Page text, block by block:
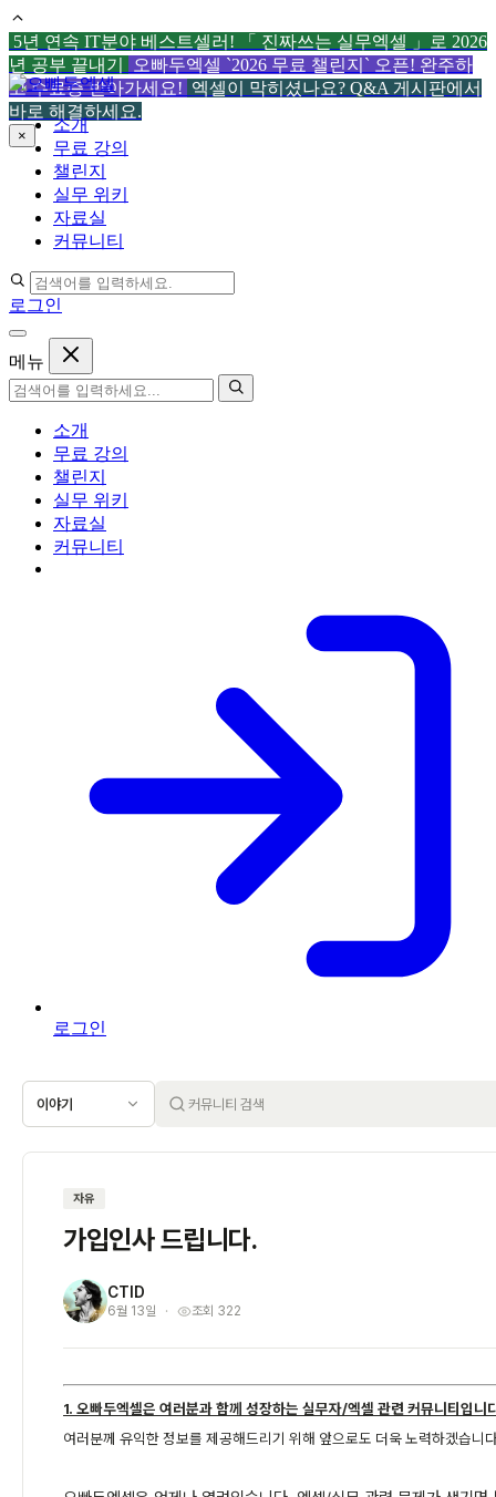
5년 연속 IT분야 베스트셀러! 「 진짜쓰는 실무엑셀 」로 2026
년 공부 끝내기
오빠두엑셀 `2026 무료 챌린지` 오픈! 완주하
고 수료증 받아가세요! 엑셀이 막히셨나요? Q&A 게시판에서
바로 해결하세요.
×
컨
텐
츠
로
소개
무료 강의
챌린지
실무 위키
자료실
커뮤니티
로그인
메뉴
소개
무료 강의
챌린지
실무 위키
자료실
커뮤니티
로그인
이야기
자유
가입인사 드립니다.
C CTID
6월 13일 조회 322
1. 오빠두엑셀은 여러분과 함께 성장하는 실무자/엑셀 관련 커뮤니티입니
여러분께 유익한 정보를 제공해드리기 위해 앞으로도 더욱 노력하겠습니